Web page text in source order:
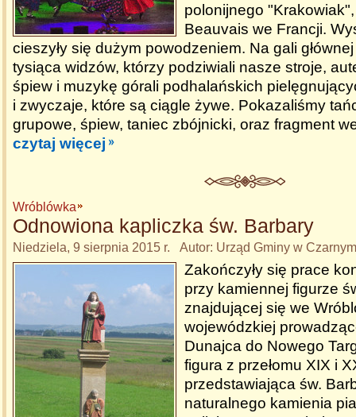
polonijnego "Krakowiak",
Beauvais we Francji.
cieszyły się dużym powodzeniem. Na gali głównej
tysiąca widzów, którzy podziwiali nasze stroje,
śpiew i muzykę górali podhalańskich
i zwyczaje, które są ciągle żywe. Pokazaliśmy
grupowe, śpiew, taniec zbójnicki, oraz fragment
czytaj więcej
Wróblówka
Odnowiona kapliczka św. Barbary
Niedziela, 9 sierpnia 2015 r. Autor: Urząd Gminy w
Zakończyły się prace
przy kamiennej figurze
znajdującej się we
wojewódzkiej
Dunajca do Nowego
figura z przełomu XIX i
przedstawiająca św.
naturalnego kamienia